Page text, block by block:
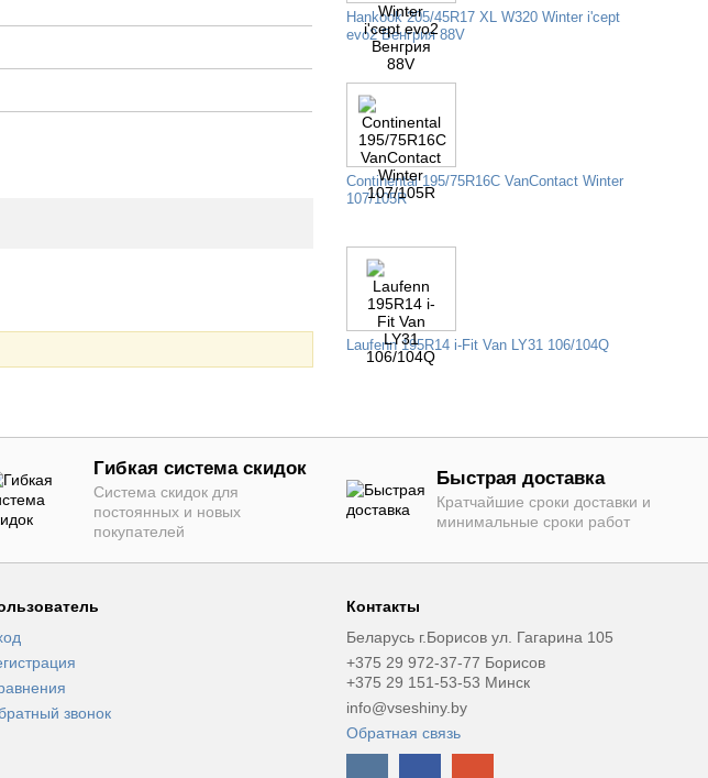
Hankook 205/45R17 XL W320 Winter i'cept
evo2 Венгрия 88V
Continental 195/75R16C VanContact Winter
107/105R
Laufenn 195R14 i-Fit Van LY31 106/104Q
Гибкая система скидок
Система скидок для
постоянных и новых
покупателей
Быстрая доставка
Кратчайшие сроки доставки и
минимальные сроки работ
звонок
Контакты
Беларусь г.Борисов ул. Гагарина 105
+375 29 972-37-77 Борисов
+375 29 151-53-53 Минск
info@vseshiny.by
Обратная связь